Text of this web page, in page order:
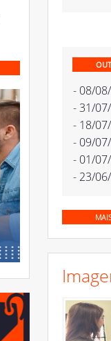
- 08/
- 31/
- 18/
- 09/
- 01/
- 23/